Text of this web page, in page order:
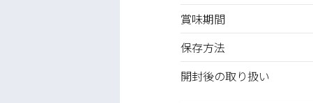
賞味期間
保存方法
開封後の取り扱い